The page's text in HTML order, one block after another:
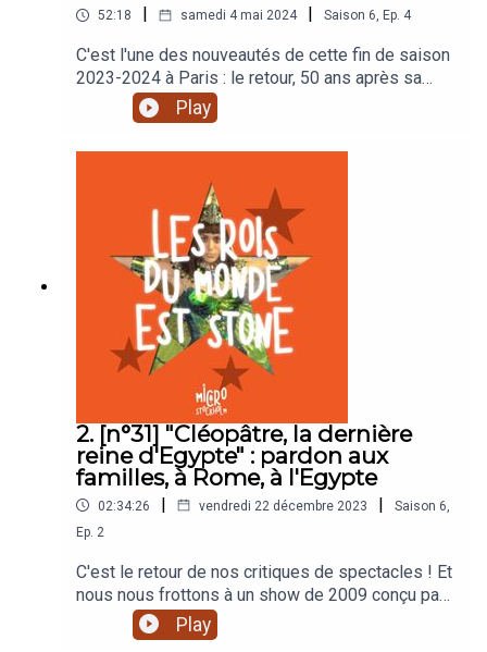
52:18 samedi 4 mai 2024 Saison 6, Ep. 4
C'est l'une des nouveautés de cette fin de saison
2023-2024 à Paris : le retour, 50 ans après sa
dernière représentation officielle, de "La
Révolution française", le premier opéra-rock de
Claude Michel Schonberg et Alain Boublil, six ans
Virigine et Julien ont assisté au spectacle : voici
donc le "crash test" de cette version 2024 !
Play
2. [n°31] "Cléopâtre, la dernière
reine d'Egypte" : pardon aux
familles, à Rome, à l'Egypte
02:34:26 | vendredi 22 décembre 2023 | Saison 6
Ep. 2
C'est le retour de nos critiques de spectacles ! Et
nous nous frottons à un show de 2009 conçu par
Kamel Ouali, "Cléopâtre, la dernière reine
d'Egypte". Amélie, Ambre, Julien et Virginie
Play